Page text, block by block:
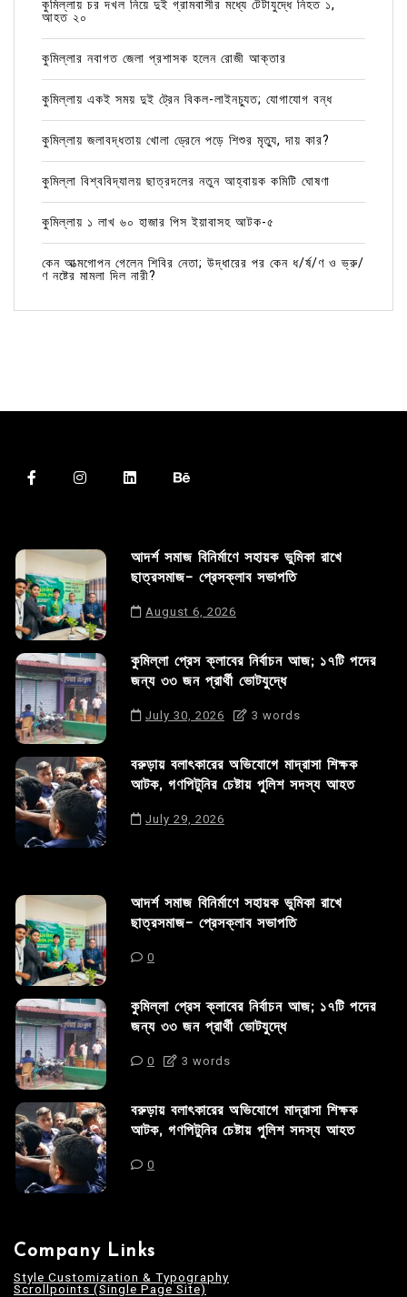
কুমিল্লায় চর দখল নিয়ে দুই গ্রামবাসীর মধ্যে টেটাযুদ্ধে নিহত ১,
আহত ২০
কুমিল্লার নবাগত জেলা প্রশাসক হলেন রোজী আক্তার
কুমিল্লায় একই সময় দুই ট্রেন বিকল-লাইনচ্যুত; যোগাযোগ বন্ধ
কুমিল্লায় জলাবদ্ধতায় খোলা ড্রেনে পড়ে শিশুর মৃত্যু, দায় কার?
কুমিল্লা বিশ্ববিদ্যালয় ছাত্রদলের নতুন আহ্বায়ক কমিটি ঘোষণা
কুমিল্লায় ১ লাখ ৬০ হাজার পিস ইয়াবাসহ আটক-৫
কেন আত্মগোপন গেলেন শিবির নেতা; উদ্ধারের পর কেন ধ/র্ষ/ণ ও ভ্রু/
ণ নষ্টের মামলা দিল নারী?
আদর্শ সমাজ বিনির্মাণে সহায়ক ভুমিকা রাখে
ছাত্রসমাজ- প্রেসক্লাব সভাপতি
August 6, 2026
কুমিল্লা প্রেস ক্লাবের নির্বাচন আজ; ১৭টি পদের
জন্য ৩৩ জন প্রার্থী ভোটযুদ্ধে
July 30, 2026 3 words
বরুড়ায় বলাৎকারের অভিযোগে মাদ্রাসা শিক্ষক
আটক, গণপিটুনির চেষ্টায় পুলিশ সদস্য আহত
July 29, 2026
আদর্শ সমাজ বিনির্মাণে সহায়ক ভুমিকা রাখে
ছাত্রসমাজ- প্রেসক্লাব সভাপতি
0
কুমিল্লা প্রেস ক্লাবের নির্বাচন আজ; ১৭টি পদের
জন্য ৩৩ জন প্রার্থী ভোটযুদ্ধে
0 3 words
বরুড়ায় বলাৎকারের অভিযোগে মাদ্রাসা শিক্ষক
আটক, গণপিটুনির চেষ্টায় পুলিশ সদস্য আহত
0
Company Links
Style Customization & Typography
Scrollpoints (Single Page Site)